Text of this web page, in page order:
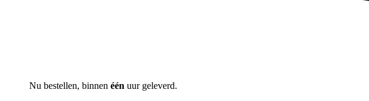
Nu bestellen, binnen één uur geleverd.